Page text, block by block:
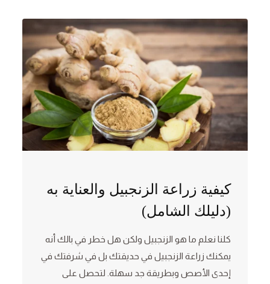
كيفية زراعة الزنجبيل والعناية به
(دليلك الشامل)
كلنا نعلم ما هو الزنجبيل ولكن هل خطر في بالك أنه
يمكنك زراعة الزنجبيل في حديقتك بل في شرفتك في
إحدى الأصص وبطريقة جد سهلة. لتحصل على